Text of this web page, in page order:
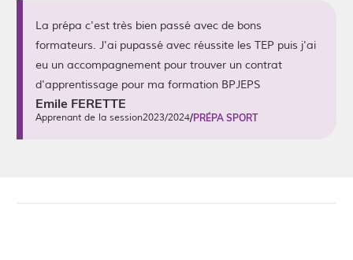
La prépa c'est très bien passé avec de bons
formateurs. J'ai pupassé avec réussite les TEP puis j'ai
eu un accompagnement pour trouver un contrat
d'apprentissage pour ma formation BPJEPS
Emile FERETTE
Apprenant de la session2023/2024/PRÉPA SPORT